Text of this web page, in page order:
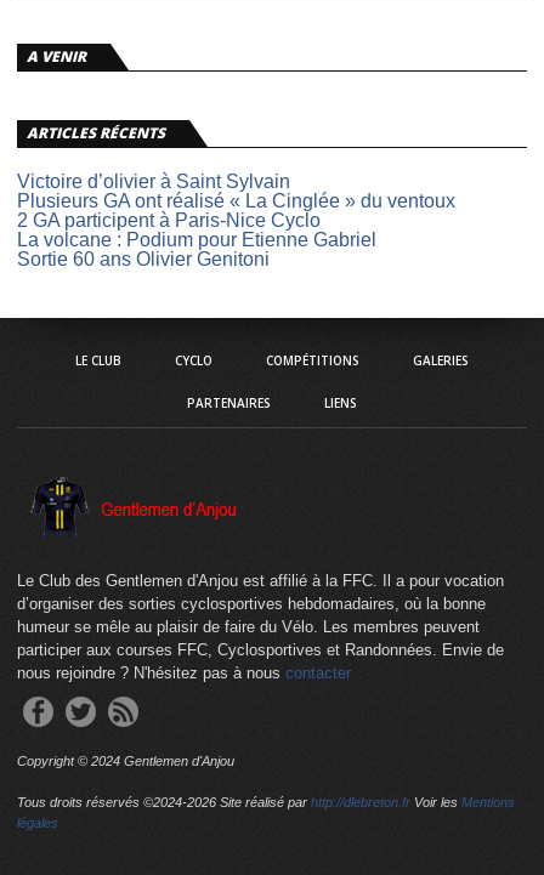
A VENIR
ARTICLES RÉCENTS
Victoire d’olivier à Saint Sylvain
Plusieurs GA ont réalisé « La Cinglée » du ventoux
2 GA participent à Paris-Nice Cyclo
La volcane : Podium pour Etienne Gabriel
Sortie 60 ans Olivier Genitoni
LE CLUB CYCLO COMPÉTITIONS GALERIES
PARTENAIRES LIENS
Le Club des Gentlemen d'Anjou est affilié à la FFC. Il a pour vocation
d’organiser des sorties cyclosportives hebdomadaires, où la bonne
humeur se mêle au plaisir de faire du Vélo. Les membres peuvent
participer aux courses FFC, Cyclosportives et Randonnées. Envie de
nous rejoindre ? N'hésitez pas à nous contacter
Copyright © 2024 Gentlemen d'Anjou
Tous droits réservés ©2024-2026 Site réalisé par http://dlebreton.fr Voir les Mentions
légales